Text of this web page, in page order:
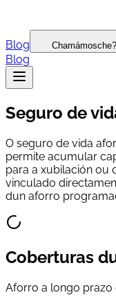
Blog Chamámosche?
Blog
Seguro de
O seguro de vida
permite acumular
para a xubilación ou
vinculado
dun aforro
Coberturas
Aforro a longo prazo